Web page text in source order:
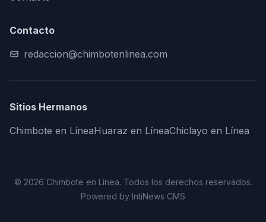
Contacto
redaccion@chimbotenlinea.com
Sitios Hermanos
Chimbote en LíneaHuaraz en LíneaChiclayo en Línea
© 2026 Chimbote en Línea. Todos los derechos reservados.
Powered by IntiNews CMS